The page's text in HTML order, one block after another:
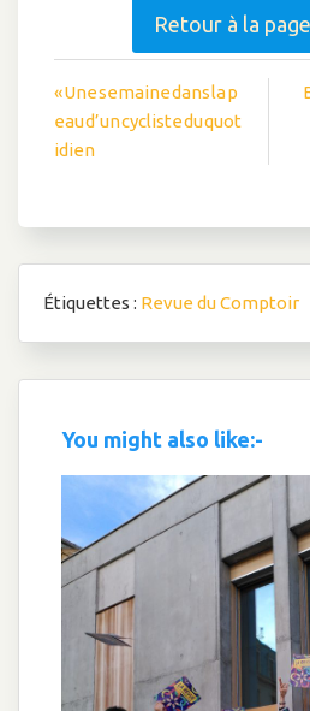
Retour à la
Navigation
de
« Une semaine dans la p
eau d’un cycliste du quot
idien
Étiquettes : Revue du Comptoir
You might also like:-